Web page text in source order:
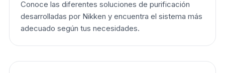
Conoce las diferentes soluciones de purificación
desarrolladas por Nikken y encuentra el sistema más
adecuado según tus necesidades.